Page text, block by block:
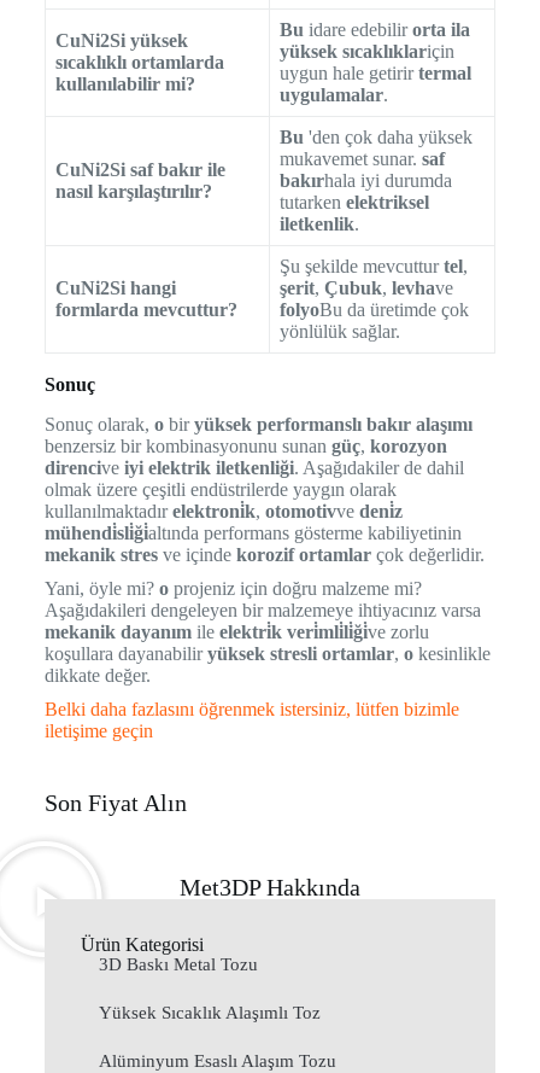
CuNi2Si yüksek
sıcaklıklı ortamlarda
kullanılabilir mi?
Buidare edebilirorta ila
yüksek sıcaklıklariçin
uygun hale getirirtermal
uygulamalar.
CuNi2Si saf bakır ile
nasıl karşılaştırılır?
Bu'den çok daha yüksek
mukavemet sunar. saf
bakırhala iyi durumda
tutarken elektriksel
iletkenlik.
CuNi2Si hangi
formlarda mevcuttur?
Şu şekilde mevcutturtel,
şerit, Çubuk, levhave
folyoBu da üretimde çok
yönlülük sağlar.
Sonuç
Sonuç olarak, obiryüksek performanslı bakır alaşımı
benzersiz bir kombinasyonunu sunan güç, korozyon
direncive iyi elektrik iletkenliği. Aşağıdakiler de dahil
olmak üzere çeşitli endüstrilerde yaygın olarak
kullanılmaktadırelektroni̇k, otomotivve deni̇z
mühendi̇sli̇ği̇altında performans gösterme kabiliyetinin
mekanik stresve içinde korozif ortamlarçok değerlidir.
Yani, öyle mi? oprojeniz için doğru malzeme mi?
Aşağıdakileri dengeleyen bir malzemeye ihtiyacınız varsa
mekanik dayanımile elektri̇k veri̇mli̇li̇ği̇ve zorlu
koşullara dayanabiliryüksek stresli ortamlar, okesinlikle
dikkate değer.
Belki daha fazlasını öğrenmek istersiniz, lütfen bizimle
iletişime geçin
Son Fiyat Alın
Met3DP Hakkında
Ürün Kategorisi
3D Baskı Metal Tozu
Yüksek Sıcaklık Alaşımlı Toz
Alüminyum Esaslı Alaşım Tozu